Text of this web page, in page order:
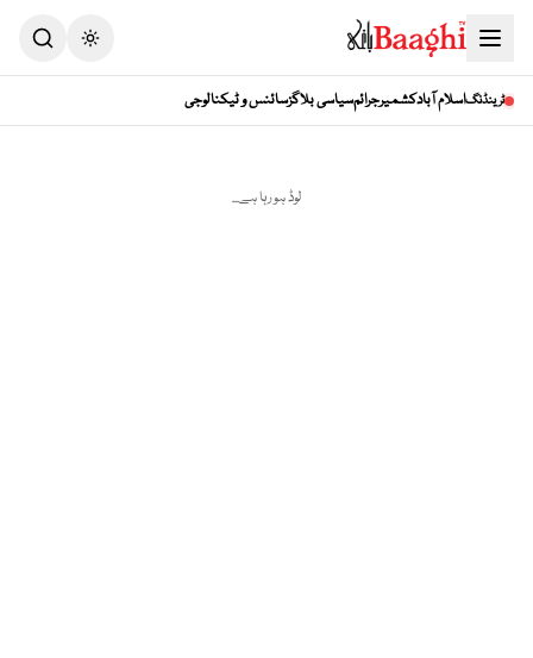
Toggle theme
ٹرینڈنگاسلام آبادکشمیرجرائمسیاسی بلاگزسائنس و ٹیکنالوجی
لوڈ ہو رہا ہے...